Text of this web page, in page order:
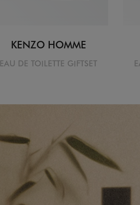
KENZO HOMME
EAU DE TOILETTE GIFTSET